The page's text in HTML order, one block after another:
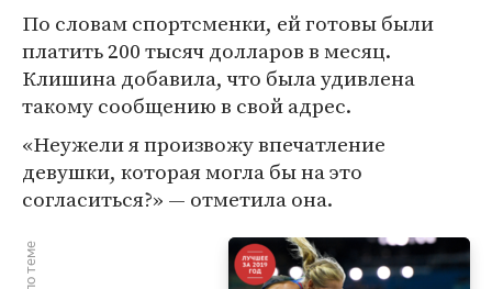
По словам спортсменки, ей готовы были
платить 200 тысяч долларов в месяц.
Клишина добавила, что была удивлена
такому сообщению в свой адрес.
«Неужели я произвожу впечатление
девушки, которая могла бы на это
согласиться?» — отметила она.